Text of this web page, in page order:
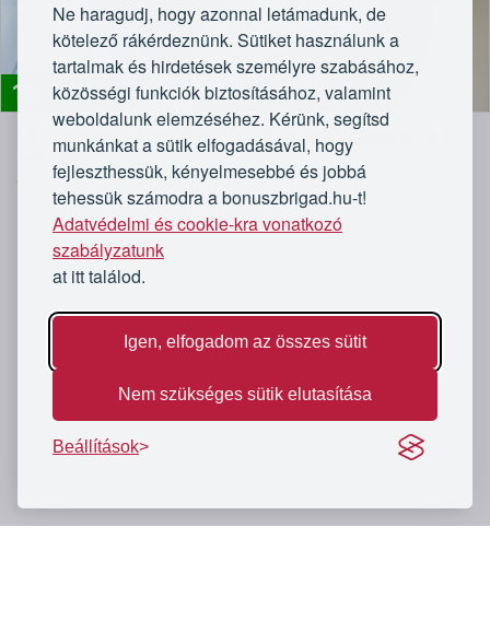
Ne haragudj, hogy azonnal letámadunk, de
kötelező rákérdeznünk. Sütiket használunk a
tartalmak és hirdetések személyre szabásához,
közösségi funkciók biztosításához, valamint
weboldalunk elemzéséhez. Kérünk, segítsd
munkánkat a sütik elfogadásával, hogy
fejleszthessük, kényelmesebbé és jobbá
tehessük számodra a bonuszbrigad.hu-t!
Adatvédelmi és cookie-kra vonatkozó
szabályzatunk
at itt találod.
Igen, elfogadom az összes sütit
Nem szükséges sütik elutasítása
Beállítások
19 990Ft
Ultrahangos fogkő-eltávolítás polírozással, 2 fő
részére
4,5/5Hollán Dentál